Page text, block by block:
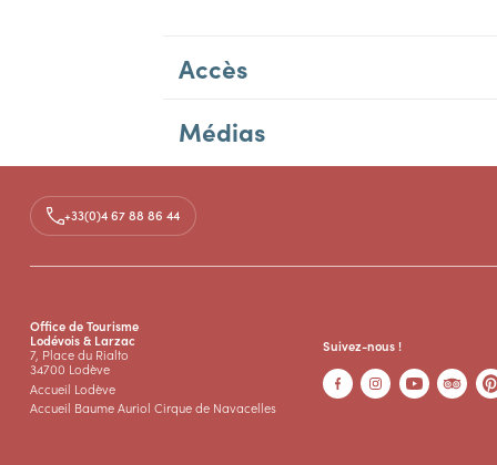
Accès
Médias
PDF
+33(0)4 67 88 86 44
Office de Tourisme
Lodévois & Larzac
7, Place du Rialto
34700 Lodève
Accueil Lodève
Accueil Baume Auriol Cirque de Navacelles
Suivez-nous !